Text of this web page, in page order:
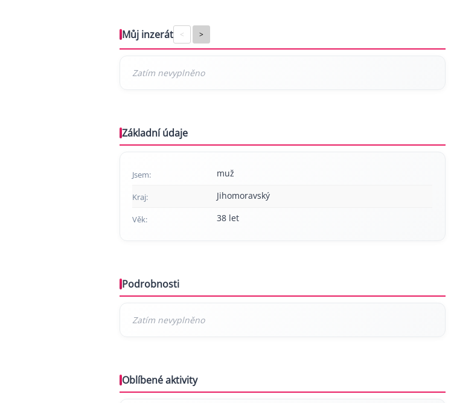
Můj inzerát < >
Základní údaje
Jsem: muž
Kraj: Jihomoravský
Věk: 38 let
Podrobnosti
Oblíbené aktivity